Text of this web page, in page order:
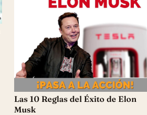
Las 10 Reglas del Éxito de Elon
Musk